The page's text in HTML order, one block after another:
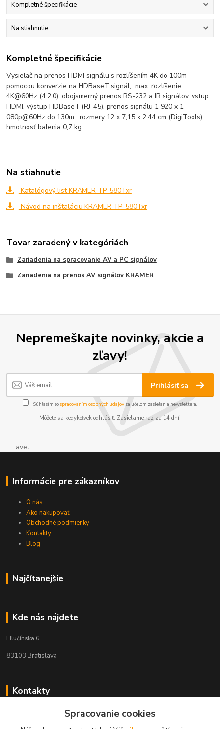
Kompletné špecifikácie
Na stiahnutie
Kompletné špecifikácie
Vysielač na prenos HDMI signálu s rozlíšením 4K do 100m
pomocou konverzie na HDBaseT signál, max. rozlíšenie
4K@60Hz (4:2:0), obojsmerný prenos RS-232 a IR signálov, vstup
HDMI, výstup HDBaseT (RJ-45), prenos signálu 1 920 x 1
080p@60Hz do 130m, rozmery 12 x 7,15 x 2,44 cm (DigiTools),
hmotnosť balenia 0,7 kg
Na stiahnutie
Katalógový list KRAMER TP-580Txr
Návod na inštaláciu KRAMER TP-580Txr
Tovar zaradený v kategóriách
Zariadenia na spracovanie AV a PC signálov
Zariadenia na prenos AV signálov KRAMER
Nepremeškajte novinky, akcie a
zľavy!
Prihlásiť sa
Súhlasím sospracovaním osobných údajov za účelom zasielania newslettera.
Môžete sa kedykoľvek odhlásiť. Zasielame raz za 14 dní.
..... avet ...
Informácie pre zákazníkov
O nás
Ako nakupovať
Obchodné podmienky
Kontakty
Blog
Najčítanejšie
Kde nás nájdete
Hlučínska 6
83103 Bratislava
Kontakty
+421 908 678 479Spracovanie cookies